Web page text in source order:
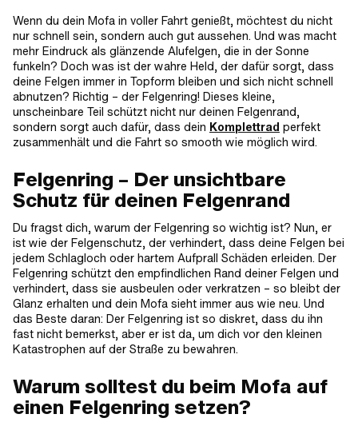
Wenn du dein Mofa in voller Fahrt genießt, möchtest du nicht
nur schnell sein, sondern auch gut aussehen. Und was macht
mehr Eindruck als glänzende Alufelgen, die in der Sonne
funkeln? Doch was ist der wahre Held, der dafür sorgt, dass
deine Felgen immer in Topform bleiben und sich nicht schnell
abnutzen? Richtig – der Felgenring! Dieses kleine,
unscheinbare Teil schützt nicht nur deinen Felgenrand,
sondern sorgt auch dafür, dass dein Komplettrad perfekt
zusammenhält und die Fahrt so smooth wie möglich wird.
Felgenring – Der unsichtbare
Schutz für deinen Felgenrand
Du fragst dich, warum der Felgenring so wichtig ist? Nun, er
ist wie der Felgenschutz, der verhindert, dass deine Felgen bei
jedem Schlagloch oder hartem Aufprall Schäden erleiden. Der
Felgenring schützt den empfindlichen Rand deiner Felgen und
verhindert, dass sie ausbeulen oder verkratzen – so bleibt der
Glanz erhalten und dein Mofa sieht immer aus wie neu. Und
das Beste daran: Der Felgenring ist so diskret, dass du ihn
fast nicht bemerkst, aber er ist da, um dich vor den kleinen
Katastrophen auf der Straße zu bewahren.
Warum solltest du beim Mofa auf
einen Felgenring setzen?